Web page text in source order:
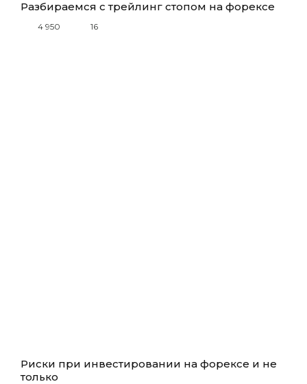
Разбираемся с трейлинг стопом на форексе
4 950 16
Риски при инвестировании на форексе и не
только